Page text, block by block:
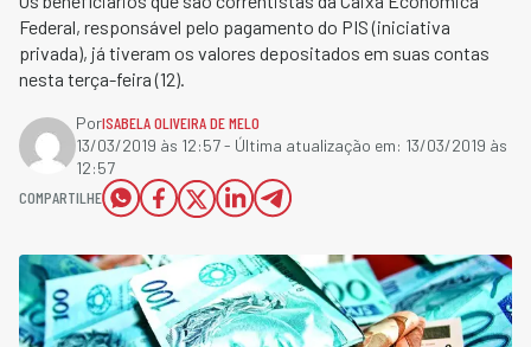
Federal, responsável pelo pagamento do PIS (iniciativa
privada), já tiveram os valores depositados em suas contas
nesta terça-feira (12).
PorISABELA OLIVEIRA DE MELO
13/03/2019 às 12:57- Última atualização em: 13/03/2019 às
12:57
COMPARTILHE